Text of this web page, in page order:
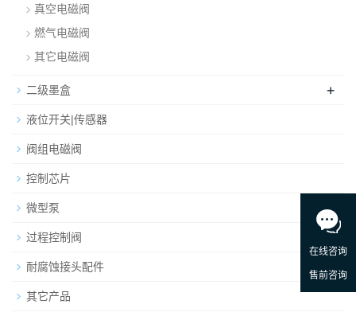
真空电磁阀
燃气电磁阀
其它电磁阀
二级墨盒 +
液位开关|传感器
阀组电磁阀
控制芯片
微型泵
过程控制阀 +
耐腐蚀接头配件
其它产品